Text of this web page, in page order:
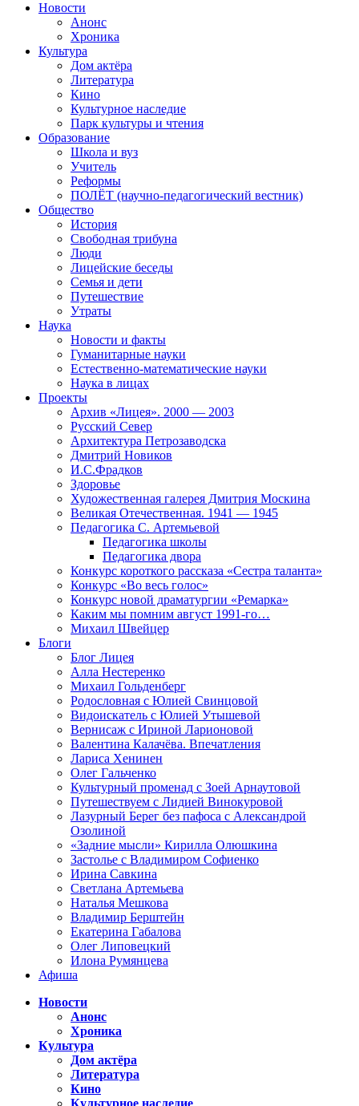
Новости
Анонс
Хроника
Культура
Дом актёра
Литература
Кино
Культурное наследие
Парк культуры и чтения
Образование
Школа и вуз
Учитель
Реформы
ПОЛЁТ (научно-педагогический вестник)
Общество
История
Свободная трибуна
Люди
Лицейские беседы
Семья и дети
Путешествие
Утраты
Наука
Новости и факты
Гуманитарные науки
Естественно-математические науки
Наука в лицах
Проекты
Архив «Лицея». 2000 — 2003
Русский Север
Архитектура Петрозаводска
Дмитрий Новиков
И.С.Фрадков
Здоровье
Художественная галерея Дмитрия Москина
Великая Отечественная. 1941 — 1945
Педагогика С. Артемьевой
Педагогика школы
Педагогика двора
Конкурс короткого рассказа «Сестра таланта»
Конкурс «Во весь голос»
Конкурс новой драматургии «Ремарка»
Каким мы помним август 1991-го…
Михаил Швейцер
Блоги
Блог Лицея
Алла Нестеренко
Михаил Гольденберг
Родословная с Юлией Свинцовой
Видоискатель с Юлией Утышевой
Вернисаж с Ириной Ларионовой
Валентина Калачёва. Впечатления
Лариса Хенинен
Олег Гальченко
Культурный променад с Зоей Арнаутовой
Путешествуем с Лидией Винокуровой
Лазурный Берег без пафоса с Александрой
Озолиной
«Задние мысли» Кирилла Олюшкина
Застолье с Владимиром Софиенко
Ирина Савкина
Светлана Артемьева
Наталья Мешкова
Владимир Берштейн
Екатерина Габалова
Олег Липовецкий
Илона Румянцева
Афиша
Новости
Анонс
Хроника
Культура
Дом актёра
Литература
Кино